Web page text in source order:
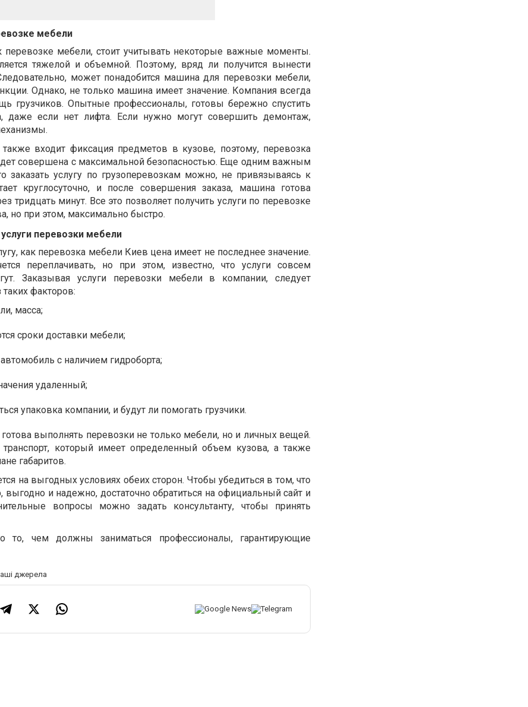
мебели
перевозке мебели, стоит учитывать некоторые важные моменты.
тяжелой и объемной. Поэтому, вряд ли получится вынести
может понадобится машина для перевозки мебели,
Однако, не только машина имеет значение. Компания всегда
грузчиков. Опытные профессионалы, готовы бережно спустить
даже если нет лифта. Если нужно могут совершить демонтаж,
также входит фиксация предметов в кузове, поэтому, перевозка
совершена с максимальной безопасностью. Еще одним важным
заказать услугу по грузоперевозкам можно, не привязываясь к
круглосуточно, и после совершения заказа, машина готова
тридцать минут. Все это позволяет получить услуги по перевозке
но при этом, максимально быстро.
перевозки мебели
как перевозка мебели Киев цена имеет не последнее значение.
переплачивать, но при этом, известно, что услуги совсем
Заказывая услуги перевозки мебели в компании, следует
таких факторов:
масса;
сроки доставки мебели;
с наличием гидроборта;
удаленный;
упаковка компании, и будут ли помогать грузчики.
выполнять перевозки не только мебели, но и личных вещей.
транспорт, который имеет определенный объем кузова, а также
габаритов.
на выгодных условиях обеих сторон. Чтобы убедиться в том, что
выгодно и надежно, достаточно обратиться на официальный сайт и
вопросы можно задать консультанту, чтобы принять
то, чем должны заниматься профессионалы, гарантирующие
джерела